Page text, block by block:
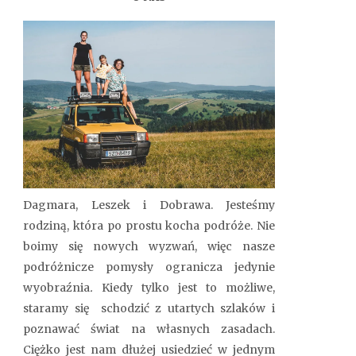
Dagmara, Leszek i Dobrawa. Jesteśmy
rodziną, która po prostu kocha podróże. Nie
boimy się nowych wyzwań, więc nasze
podróżnicze pomysły ogranicza jedynie
wyobraźnia. Kiedy tylko jest to możliwe,
staramy się schodzić z utartych szlaków i
poznawać świat na własnych zasadach.
Ciężko jest nam dłużej usiedzieć w jednym